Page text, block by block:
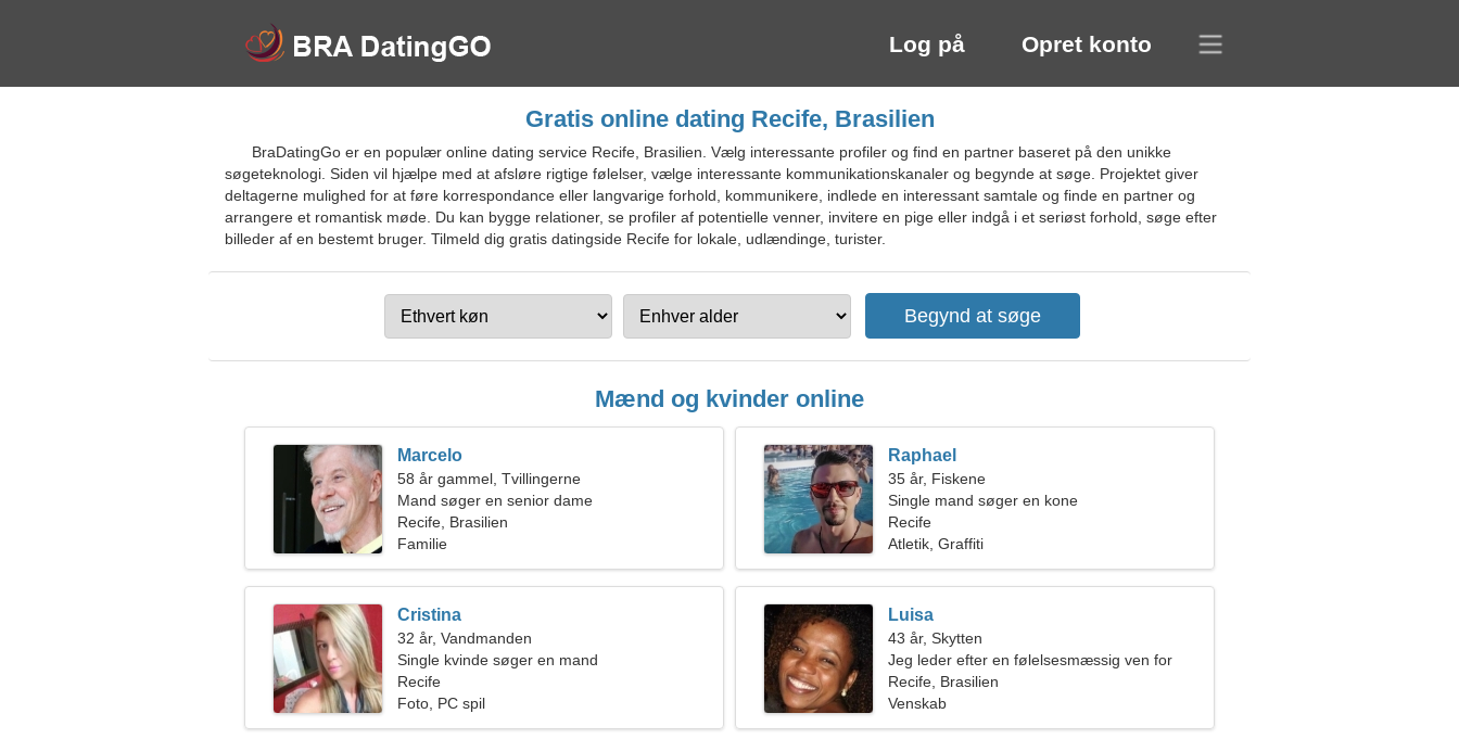
Log på Opret konto
Gratis online dating Recife, Brasilien
BraDatingGo er en populær online dating service Recife, Brasilien. Vælg interessante profiler og find en partner baseret på den unikke
søgeteknologi. Siden vil hjælpe med at afsløre rigtige følelser, vælge interessante kommunikationskanaler og begynde at søge. Projektet giver
deltagerne mulighed for at føre korrespondance eller langvarige forhold, kommunikere, indlede en interessant samtale og finde en partner og
arrangere et romantisk møde. Du kan bygge relationer, se profiler af potentielle venner, invitere en pige eller indgå i et seriøst forhold, søge efter
billeder af en bestemt bruger. Tilmeld dig gratis datingside Recife for lokale, udlændinge, turister.
Mænd og kvinder online
Marcelo
58 år gammel, Tvillingerne
Mand søger en senior dame
Recife, Brasilien
Familie
Raphael
35 år, Fiskene
Single mand søger en kone
Recife
Atletik, Graffiti
Cristina
32 år, Vandmanden
Single kvinde søger en mand
Recife
Foto, PC spil
Luisa
43 år, Skytten
Jeg leder efter en følelsesmæssig ven for
livet
Recife, Brasilien
Venskab